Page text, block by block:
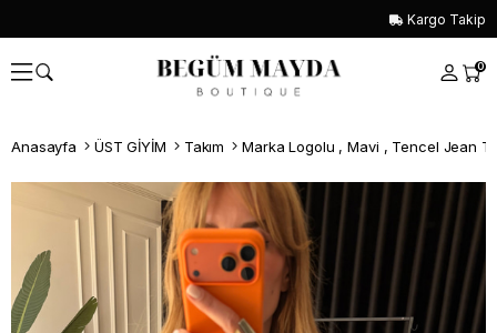
Kargo Takip
0
Anasayfa ÜST GİYİM Takım Marka Logolu , Mavi , Tencel Jean
Whatsapp İle Sipariş ver